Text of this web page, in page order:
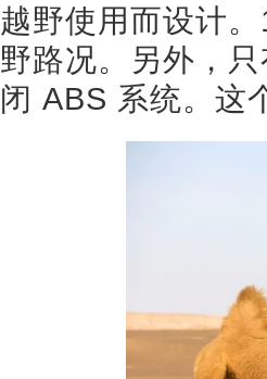
越野使用而设计
野路况。另外，
闭 ABS 系统。这